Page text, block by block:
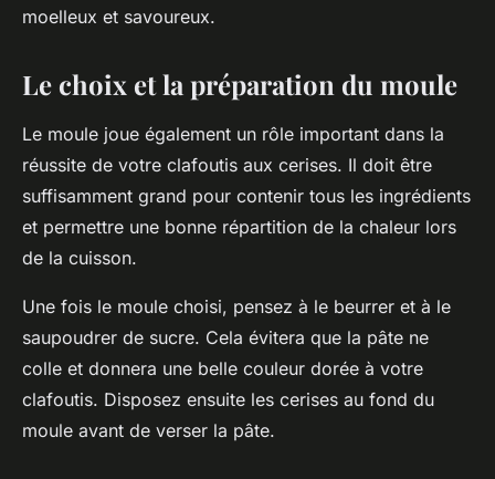
moelleux et savoureux.
Le choix et la préparation du moule
Le moule joue également un rôle important dans la
réussite de votre clafoutis aux cerises. Il doit être
suffisamment grand pour contenir tous les ingrédients
et permettre une bonne répartition de la chaleur lors
de la cuisson.
Une fois le moule choisi, pensez à le beurrer et à le
saupoudrer de sucre. Cela évitera que la pâte ne
colle et donnera une belle couleur dorée à votre
clafoutis. Disposez ensuite les cerises au fond du
moule avant de verser la pâte.